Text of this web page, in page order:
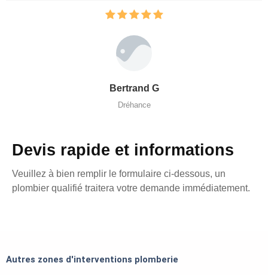
Bertrand G
Dréhance
Devis rapide et informations
Veuillez à bien remplir le formulaire ci-dessous, un
plombier qualifié traitera votre demande immédiatement.
Autres zones d'interventions plomberie